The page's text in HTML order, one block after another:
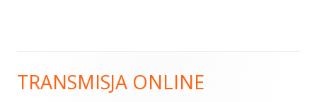
Główny
TRANSMISJA ONLINE